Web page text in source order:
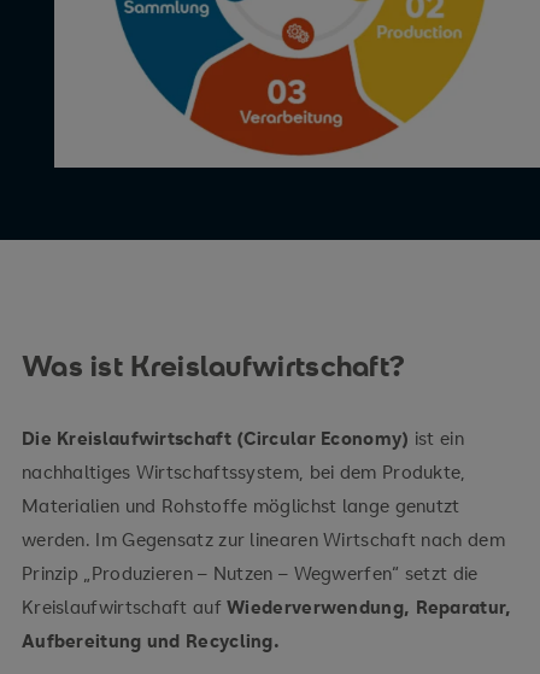
Was ist Kreislaufwirtschaft?
Die Kreislaufwirtschaft (Circular Economy) ist ein
nachhaltiges Wirtschaftssystem, bei dem Produkte,
Materialien und Rohstoffe möglichst lange genutzt
werden. Im Gegensatz zur linearen Wirtschaft nach dem
Prinzip „Produzieren – Nutzen – Wegwerfen“ setzt die
Kreislaufwirtschaft aufWiederverwendung, Reparatur,
Aufbereitung und Recycling.